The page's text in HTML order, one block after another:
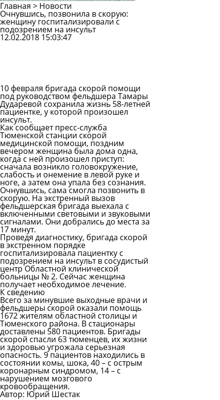
Главная > Новости
Очнувшись, позвонила в скорую:
женщину госпитализировали с
подозрением на инсульт
12.02.2018 15:03:47
10 февраля бригада скорой помощи
под руководством фельдшера Тамары
Дударевойсохранила жизнь 58-летней
пациентке, у которой произошел
инсульт.
Как сообщает пресс-служба
Тюменской станции скорой
медицинской помощи, поздним
вечером женщина была дома одна,
когда с ней произошел приступ:
сначала возникло головокружение,
слабость и онемение в левой руке и
ноге, а затем она упала без сознания.
Очнувшись, сама смогла позвонить в
скорую. На экстренный вызов
фельдшерская бригада выехала с
включенными световыми и звуковыми
сигналами. Они добрались до места за
17 минут.
Проведя диагностику, бригада скорой
в экстренном порядке
госпитализировала пациентку с
подозрением на инсульт в сосудистый
центр Областной клинической
больницы № 2. Сейчас женщина
получает необходимое лечение.
К сведению
Всего за минувшие выходные врачи и
фельдшеры скорой оказали помощь
1672 жителям областной столицы и
Тюменского района. В стационары
доставлены 580 пациентов. Бригады
скорой спасли 63 тюменцев, их жизни
и здоровью угрожала серьезная
опасность. 9 пациентов находились в
состоянии комы, шока, 40 – с острым
коронарным синдромом, 14 – с
нарушением мозгового
кровообращения.
Автор: Юрий Шестак